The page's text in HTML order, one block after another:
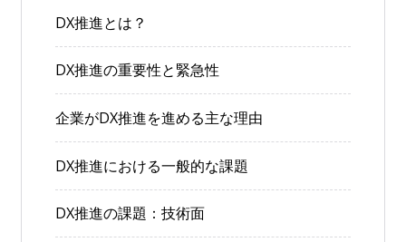
DX推進とは？
DX推進の重要性と緊急性
企業がDX推進を進める主な理由
DX推進における一般的な課題
DX推進の課題：技術面